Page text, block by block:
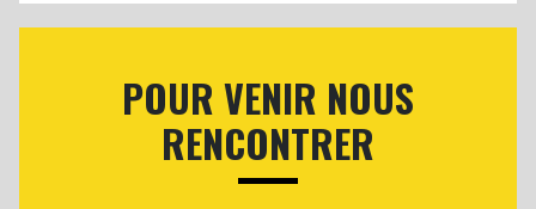
POUR VENIR NOUS
RENCONTRER